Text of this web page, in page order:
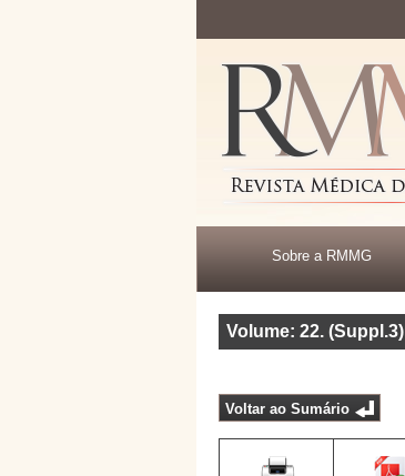
Sobre a RMMG
Volume: 22. (Suppl.3)
Voltar ao Sumário